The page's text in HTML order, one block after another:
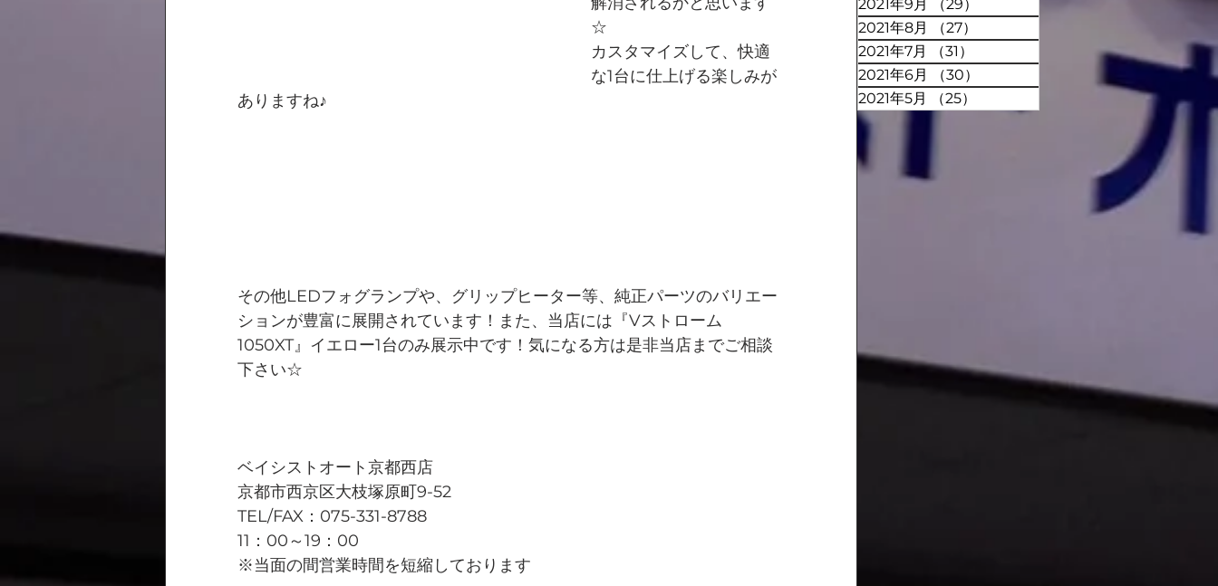
2021年9月
（29）
2021年8月
（27）
2021年7月
（31）
2021年6月
（30）
2021年5月
（25）
☆
カスタマイズして、快適
な1台に仕上げる楽しみが
ありますね♪
その他LEDフォグランプや、グリップヒーター等、純正パーツのバリエー
ションが豊富に展開されています！また、当店には『Vストローム
1050XT』イエロー1台のみ展示中です！気になる方は是非当店までご相談
下さい☆
ベイシストオート京都西店
京都市西京区大枝塚原町9-52
TEL/FAX：075-331-8788
11：00～19：00
※当面の間営業時間を短縮しております